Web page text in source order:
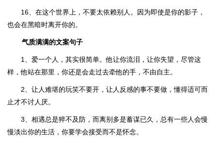
16、在这个世界上，不要太依赖别人。因为即使是你的影子，
也会在黑暗时离开你的。
气质满满的文案句子
1、爱一个人，其实很简单。他让你流泪，让你失望，尽管这
样，他站在那里，你还是会走过去牵他的手，不由自主。
2、让人难堪的玩笑不要开，让人反感的事不要做，懂得适可而
止才不讨人厌。
3、相遇总是猝不及防，而离别多是蓄谋已久，总有一些人会慢
慢淡出你的生活，你要学会接受而不是怀念。